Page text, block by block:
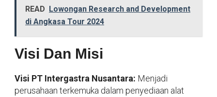
READ Lowongan Research and Development
di Angkasa Tour 2024
Visi Dan Misi
Visi PT Intergastra Nusantara: Menjadi
perusahaan terkemuka dalam penyediaan alat